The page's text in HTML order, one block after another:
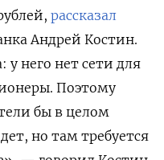
рассказал
Андрей Костин.
у него нет сети для
Поэтому
бы в целом
но там требуется